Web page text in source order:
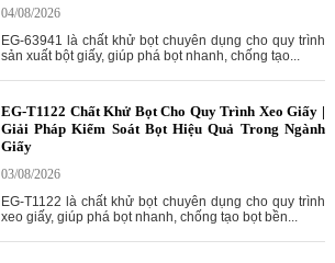
04/08/2026
EG-63941 là chất khử bọt chuyên dụng cho quy trình
sản xuất bột giấy, giúp phá bọt nhanh, chống tạo...
EG-T1122 Chất Khử Bọt Cho Quy Trình Xeo Giấy |
Giải Pháp Kiểm Soát Bọt Hiệu Quả Trong Ngành
Giấy
03/08/2026
EG-T1122 là chất khử bọt chuyên dụng cho quy trình
xeo giấy, giúp phá bọt nhanh, chống tạo bọt bền...